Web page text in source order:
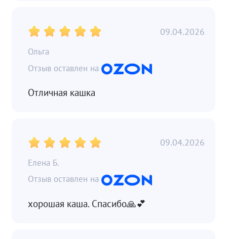
Ольга
09.04.2026
Отличная кашка
Елена Б.
09.04.2026
хорошая каша. Спасибо🙏💕